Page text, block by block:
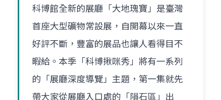
科博館全新的展廳「大地瑰寶」是臺灣
首座大型礦物常設展，自開幕以來一直
好評不斷，豐富的展品也讓人看得目不
暇給。本季「科博揪咪秀」將有一系列
的「展廳深度導覽」主題，第一集就先
帶大家從展廳入口處的「隕石區」出